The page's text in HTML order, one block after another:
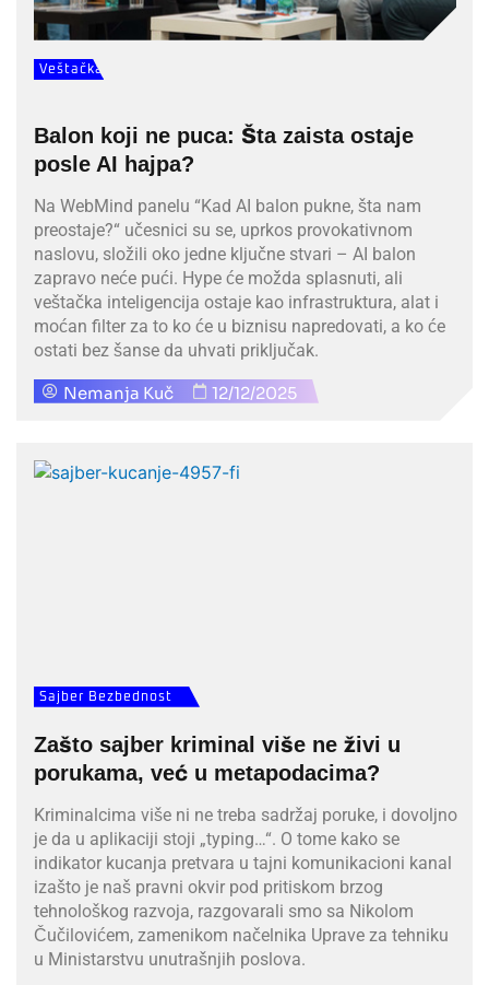
Veštačka
Balon koji ne puca: Šta zaista ostaje
posle AI hajpa?
Na WebMind panelu “Kad AI balon pukne, šta nam
preostaje?“ učesnici su se, uprkos provokativnom
naslovu, složili oko jedne ključne stvari – AI balon
zapravo neće pući. Hype će možda splasnuti, ali
veštačka inteligencija ostaje kao infrastruktura, alat i
moćan filter za to ko će u biznisu napredovati, a ko će
ostati bez šanse da uhvati priključak.
Nemanja Kuč 12/12/2025
Sajber Bezbednost
Zašto sajber kriminal više ne živi u
porukama, već u metapodacima?
Kriminalcima više ni ne treba sadržaj poruke, i dovoljno
je da u aplikaciji stoji „typing…“. O tome kako se
indikator kucanja pretvara u tajni komunikacioni kanal
izašto je naš pravni okvir pod pritiskom brzog
tehnološkog razvoja, razgovarali smo sa Nikolom
Čučilovićem, zamenikom načelnika Uprave za tehniku
u Ministarstvu unutrašnjih poslova.